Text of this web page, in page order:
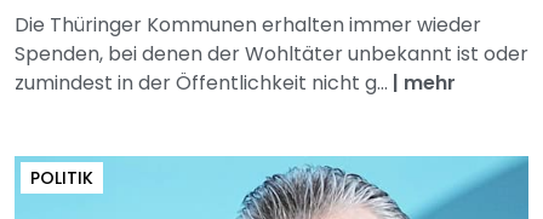
Die Thüringer Kommunen erhalten immer wieder
Spenden, bei denen der Wohltäter unbekannt ist oder
zumindest in der Öffentlichkeit nicht g... | mehr
POLITIK